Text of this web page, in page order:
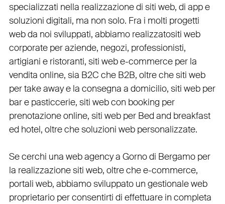
specializzati nella realizzazione di siti web, di app e
soluzioni digitali, ma non solo. Fra i molti progetti
web da noi sviluppati, abbiamo realizzatositi web
corporateperaziende, negozi, professionisti,
artigiani e ristoranti, siti web e-commerceper la
vendita online, sia B2C che B2B, oltre chesiti web
per take awaye la consegna a domicilio, siti web per
bare pasticcerie, siti web con booking per
prenotazione online, siti web per Bed and breakfast
ed hotel, oltre chesoluzioni web personalizzate.
Se cerchi una web agency a Gornodi Bergamo per
la realizzazione siti web, oltre chee-commerce,
portali web, abbiamo sviluppato un gestionale web
proprietario per consentirti di effettuare in completa